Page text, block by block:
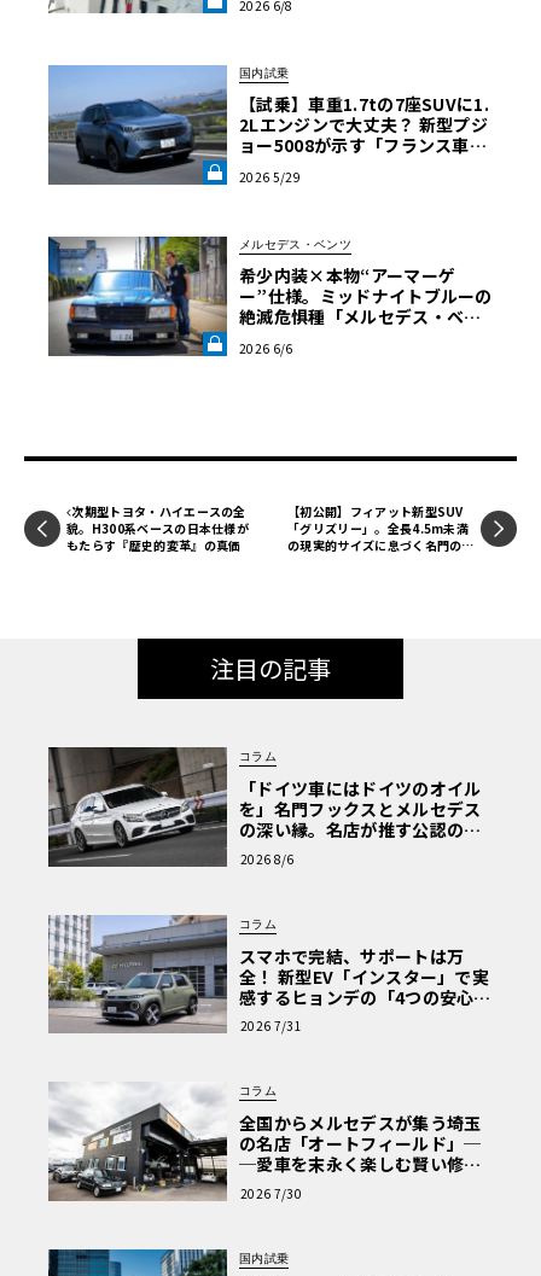
AB》
2026 6/8
国内試乗
【試乗】車重1.7tの7座SUVに1.
2Lエンジンで大丈夫？ 新型プジ
ョー5008が示す「フランス車ら
NT LAB》
2026 5/29
メルセデス・ベンツ
希少内装×本物“アーマーゲ
ー”仕様。ミッドナイトブルーの
絶滅危惧種「メルセデス・ベン
由【愛車と原体験】《LE VOLA
2026 6/6
次期型トヨタ・ハイエースの全
貌。H300系ベースの日本仕様が
もたらす『歴史的変革』の真価
【初公開】フィアット新型SUV
「グリズリー」。全長4.5m未満
の現実的サイズに息づく名門の空
注目の記事
コラム
「ドイツ車にはドイツのオイル
を」名門フックスとメルセデス
の深い縁。名店が推す公認の安
心と、Cクラスで味わうシルキー
な走り〈PR〉
2026 8/6
コラム
スマホで完結、サポートは万
全！ 新型EV「インスター」で実
感するヒョンデの「4つの安心」
【第1回・ヒョンデ6つの疑問：
Why? Hyundai?】〈PR〉
2026 7/31
コラム
全国からメルセデスが集う埼玉
の名店「オートフィールド」─
─愛車を末永く楽しむ賢い修理
術と、プロがフックス製オイル
を選ぶ理由〈PR〉
2026 7/30
国内試乗